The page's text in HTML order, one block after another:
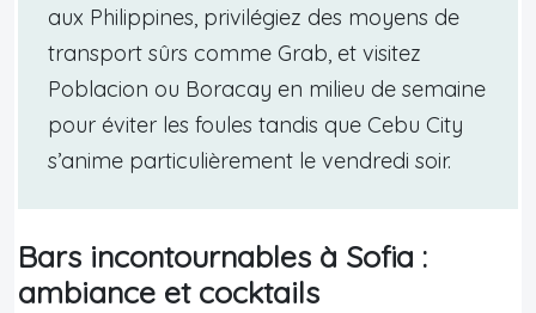
aux Philippines, privilégiez des moyens de
transport sûrs comme Grab, et visitez
Poblacion ou Boracay en milieu de semaine
pour éviter les foules tandis que Cebu City
s’anime particulièrement le vendredi soir.
Bars incontournables à Sofia :
ambiance et cocktails